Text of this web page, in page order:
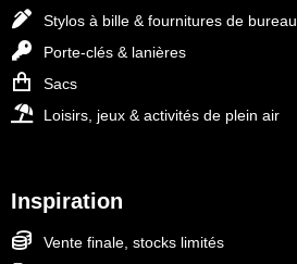
Stylos à bille & fournitures de bureau
Porte-clés & lanières
Sacs
Loisirs, jeux & activités de plein air
Inspiration
Vente finale, stocks limités